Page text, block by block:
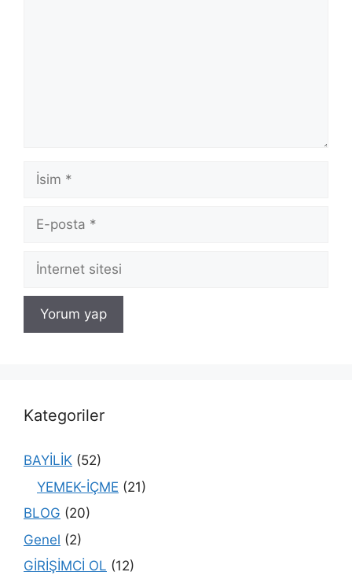
İsim
posta
İnternet
Kategoriler
BAYİLİK (52)
YEMEK-İÇME (21)
BLOG (20)
Genel (2)
GİRİŞİMCİ OL (12)